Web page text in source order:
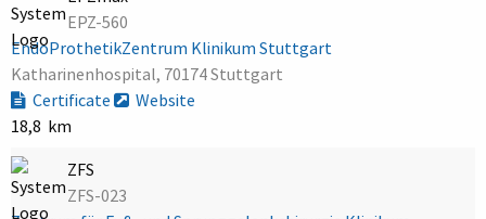
EPZ-560
EndoProthetikZentrum Klinikum Stuttgart
Katharinenhospital, 70174 Stuttgart
Certificate
Website
18,8 km
ZFS
ZFS-023